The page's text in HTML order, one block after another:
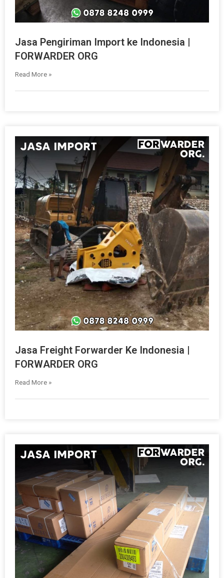
Jasa Pengiriman Import ke Indonesia |
FORWARDER ORG
Read More »
Jasa Freight Forwarder Ke Indonesia |
FORWARDER ORG
Read More »